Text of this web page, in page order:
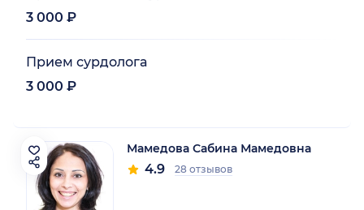
3 000 ₽
Прием сурдолога
3 000 ₽
Мамедова Сабина Мамедовна
4.9 28 отзывов